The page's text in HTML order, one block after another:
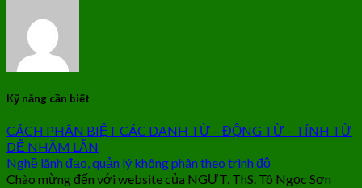
Kỹ năng cần biết
CÁCH PHÂN BIỆT CÁC DANH TỪ – ĐỘNG TỪ – TÍNH TỪ
DỄ NHẦM LẪN
Nghề lãnh đạo, quản lý không phân theo trình độ
Chào mừng đến với website của NGƯT. ThS. Tô Ngọc Sơn